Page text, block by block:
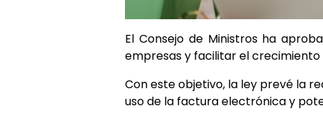
El Consejo de Ministros ha
empresas y facilitar el crecimiento
Con este objetivo, la ley prevé la
uso de la factura electrónica y